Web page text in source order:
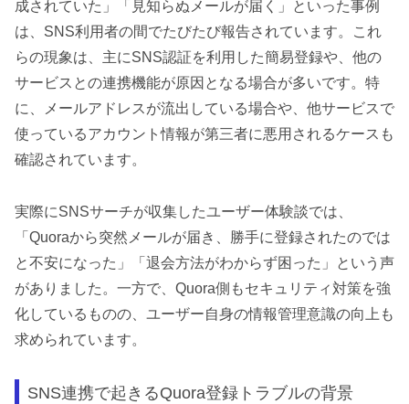
成されていた」「見知らぬメールが届く」といった事例
は、SNS利用者の間でたびたび報告されています。これ
らの現象は、主にSNS認証を利用した簡易登録や、他の
サービスとの連携機能が原因となる場合が多いです。特
に、メールアドレスが流出している場合や、他サービスで
使っているアカウント情報が第三者に悪用されるケースも
確認されています。
実際にSNSサーチが収集したユーザー体験談では、
「Quoraから突然メールが届き、勝手に登録されたのでは
と不安になった」「退会方法がわからず困った」という声
がありました。一方で、Quora側もセキュリティ対策を強
化しているものの、ユーザー自身の情報管理意識の向上も
求められています。
SNS連携で起きるQuora登録トラブルの背景